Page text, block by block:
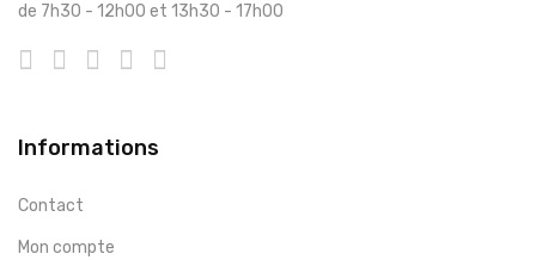
de 7h30 - 12h00 et 13h30 - 17h00
Informations
Contact
Mon compte